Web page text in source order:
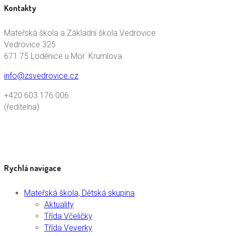
Kontakty
Mateřská škola a Základní škola Vedrovice
Vedrovice 325
671 75 Loděnice u Mor. Krumlova
info@zsvedrovice.cz
+420 603 176 006
(ředitelna)
Rychlá navigace
Mateřská škola, Dětská skupina
Aktuality
Třída Včeličky
Třída Veverky